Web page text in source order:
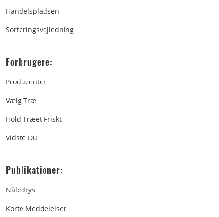
Handelspladsen
Sorteringsvejledning
Forbrugere:
Producenter
Vælg Træ
Hold Træet Friskt
Vidste Du
Publikationer:
Nåledrys
Korte Meddelelser